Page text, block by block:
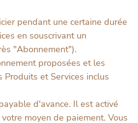
pendant une certaine durée
en souscrivant un
"Abonnement").
proposées et les
Produits et Services inclus
d'avance. Il est activé
moyen de paiement. Vous